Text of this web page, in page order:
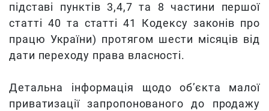
підставі пунктів 3,4,7 та 8 частини першої
статті 40 та статті 41 Кодексу законів про
працю України) протягом шести місяців від
дати переходу права власності.
Детальна інформація щодо об’єкта малої
приватизації запропонованого до продажу